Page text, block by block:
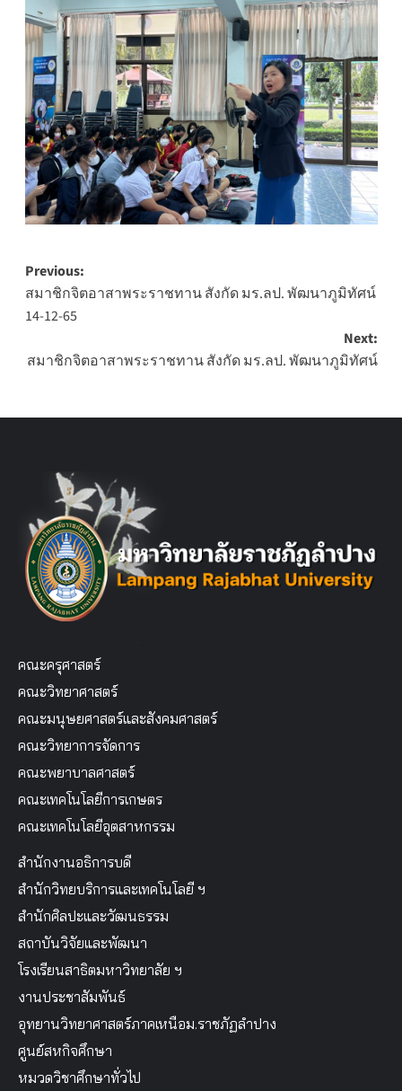
Post
navigation
Previous:
สมาชิกจิตอาสาพระราชทาน สังกัด มร.ลป. พัฒนาภูมิทัศน์
14-12-65
Next:
สมาชิกจิตอาสาพระราชทาน สังกัด มร.ลป. พัฒนาภูมิทัศน์
คณะครุศาสตร์
คณะวิทยาศาสตร์
คณะมนุษยศาสตร์และสังคมศาสตร์
คณะวิทยาการจัดการ
คณะพยาบาลศาสตร์
คณะเทคโนโลยีการเกษตร
คณะเทคโนโลยีอุตสาหกรรม
สำนักงานอธิการบดี
สำนักวิทยบริการและเทคโนโลยี ฯ
สำนักศิลปะและวัฒนธรรม
สถาบันวิจัยและพัฒนา
โรงเรียนสาธิตมหาวิทยาลัย ฯ
งานประชาสัมพันธ์
อุทยานวิทยาศาสตร์ภาคเหนือม.ราชภัฏลำปาง
ศูนย์สหกิจศึกษา
หมวดวิชาศึกษาทั่วไป